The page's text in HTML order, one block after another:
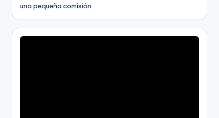
una pequeña comisión.